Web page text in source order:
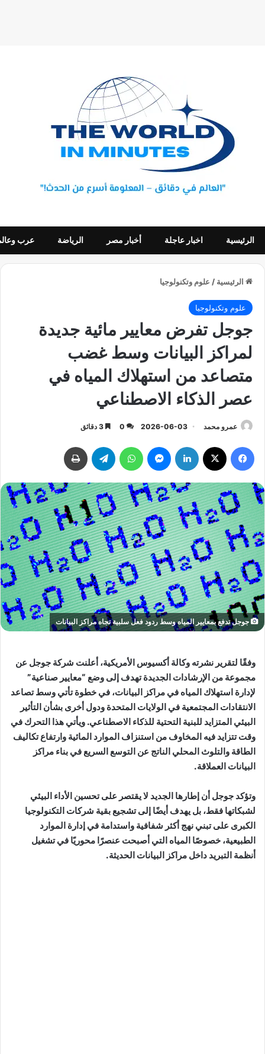
الرئيسية اخبار عاجلة أخبار مصر الرياضة عرب
الرئيسية / علوم وتكنولوجيا
علوم وتكنولوجيا
جوجل تفرض معايير مائية جديدة
لمراكز البيانات وسط غضب
متصاعد من استهلاك المياه في
عصر الذكاء الاصطناعي
عمرو محمد 2026-06-03
0
جوجل تدفع بمعايير المياه وسط ردود فعل سلبية تجاه مراكز البيانات
وفقًا لتقرير نشرته وكالة أكسيوس الأمريكية، أعلنت شركة جوجل عن
مجموعة من الإرشادات الجديدة تهدف إلى وضع “معايير صناعية”
لإدارة استهلاك المياه في مراكز البيانات، في خطوة تأتي وسط تصاعد
الانتقادات المجتمعية في الولايات المتحدة ودول أخرى بشأن التأثير
البيئي المتزايد للبنية التحتية للذكاء الاصطناعي. ويأتي هذا التحرك في
وقت تتزايد فيه المخاوف من استنزاف الموارد المائية وارتفاع تكاليف
الطاقة والتلوث المحلي الناتج عن التوسع السريع في بناء مراكز
البيانات العملاقة.
وتؤكد جوجل أن إطارها الجديد لا يقتصر على تحسين الأداء البيئي
لشبكاتها فقط، بل يهدف أيضًا إلى تشجيع بقية شركات التكنولوجيا
الكبرى على تبني نهج أكثر شفافية واستدامة في إدارة الموارد
الطبيعية، خصوصًا المياه التي أصبحت عنصرًا محوريًا في تشغيل
أنظمة التبريد داخل مراكز البيانات الحديثة.